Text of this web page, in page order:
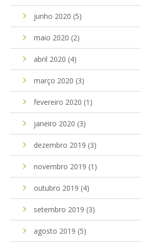
junho 2020 (5)
maio 2020 (2)
abril 2020 (4)
março 2020 (3)
fevereiro 2020 (1)
janeiro 2020 (3)
dezembro 2019 (3)
novembro 2019 (1)
outubro 2019 (4)
setembro 2019 (3)
agosto 2019 (5)